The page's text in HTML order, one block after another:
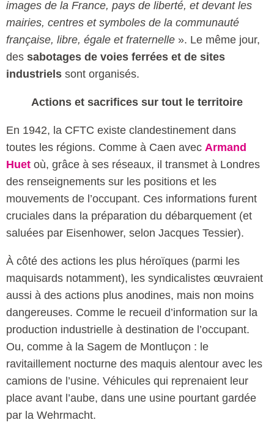
images de la France, pays de liberté, et devant les
mairies, centres et symboles de la communauté
française, libre, égale et fraternelle ». Le même jour,
des sabotages de voies ferrées et de sites
industriels sont organisés.
Actions et sacrifices sur tout le territoire
En 1942, la CFTC existe clandestinement dans
toutes les régions. Comme à Caen avec Armand
Huet où, grâce à ses réseaux, il transmet à Londres
des renseignements sur les positions et les
mouvements de l’occupant. Ces informations furent
cruciales dans la préparation du débarquement (et
saluées par Eisenhower, selon Jacques Tessier).
À côté des actions les plus héroïques (parmi les
maquisards notamment), les syndicalistes œuvraient
aussi à des actions plus anodines, mais non moins
dangereuses. Comme le recueil d’information sur la
production industrielle à destination de l’occupant.
Ou, comme à la Sagem de Montluçon : le
ravitaillement nocturne des maquis alentour avec les
camions de l’usine. Véhicules qui reprenaient leur
place avant l’aube, dans une usine pourtant gardée
par la Wehrmacht.